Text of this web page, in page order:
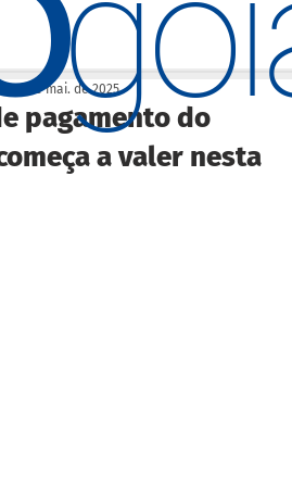
pagamento do
a valer nesta
28 de mai. de 2025